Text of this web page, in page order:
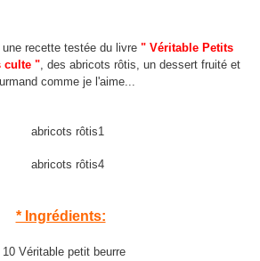
recette testée du livre " Véritable Petits
culte ", des abricots rôtis, un dessert fruité et
comme je l'aime...
* Ingrédients:
10 Véritable petit beurre